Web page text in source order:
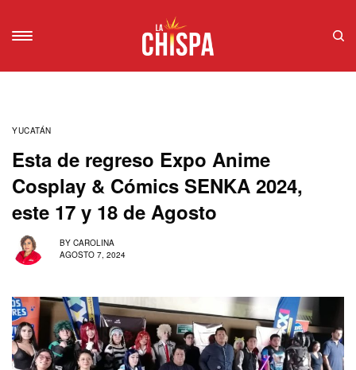
YUCATÁN
Esta de regreso Expo Anime
Cosplay & Cómics SENKA 2024,
este 17 y 18 de Agosto
BY CAROLINA
AGOSTO 7, 2024